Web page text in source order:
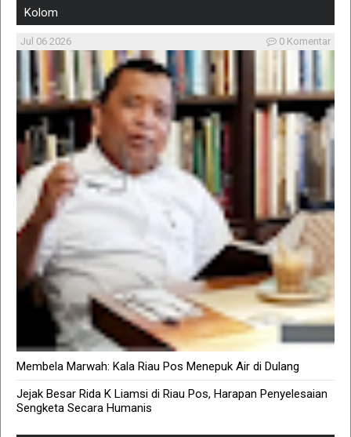
Kolom
Membela Marwah: Kala Riau Pos Menepuk Air di Dulang
Jul 06 2026 0 Komentar
Jejak Besar Rida K Liamsi di Riau Pos, Harapan Penyelesaian
Sengketa Secara Humanis